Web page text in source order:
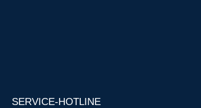
SERVICE-HOTLINE